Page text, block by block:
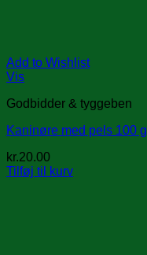
Add to Wishlist
Vis
Godbidder & tyggeben
Kaninøre med pels 100 g
kr.20.00
Tilføj til kurv